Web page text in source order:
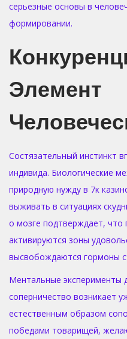
серьезные основы в
формировании.
Элемент
Состязательный инстинкт
индивида. Биологические
природную нужду в 7к
выживать в ситуациях
о мозге подтверждает, что
активируются зоны
высвобождаются гормоны
Ментальные эксперименты
соперничество возникает
естественным образом
победами товарищей,